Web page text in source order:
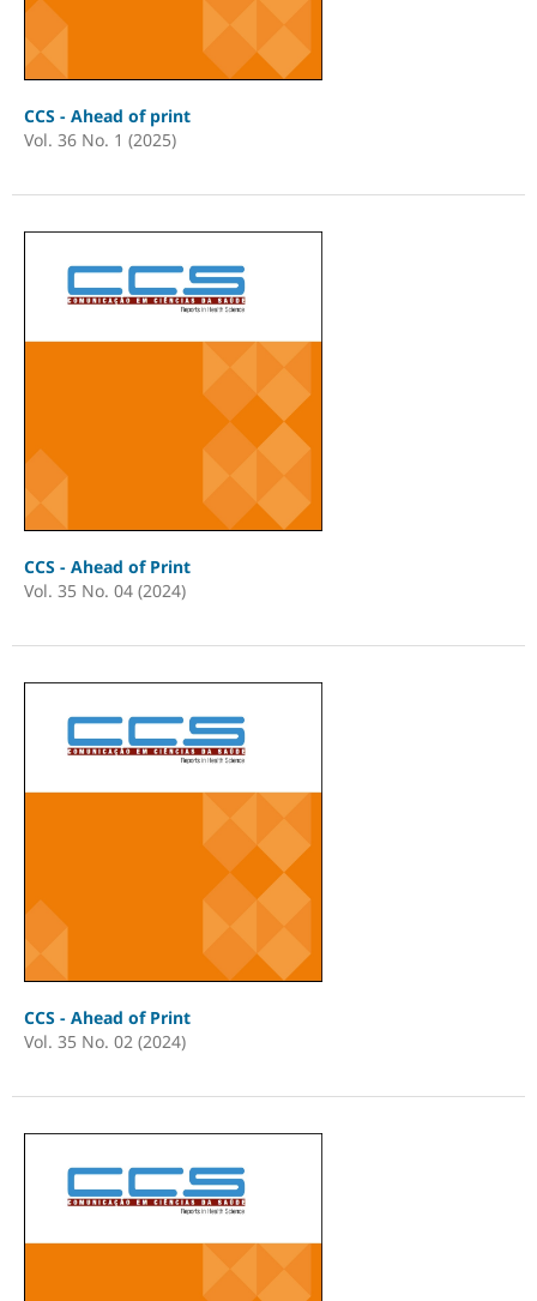
CCS - Ahead of print
Vol. 36 No. 1 (2025)
CCS - Ahead of Print
Vol. 35 No. 04 (2024)
CCS - Ahead of Print
Vol. 35 No. 02 (2024)